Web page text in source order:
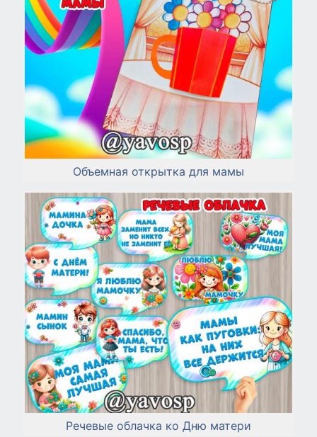
Объемная открытка для мамы
Речевые облачка ко Дню матери